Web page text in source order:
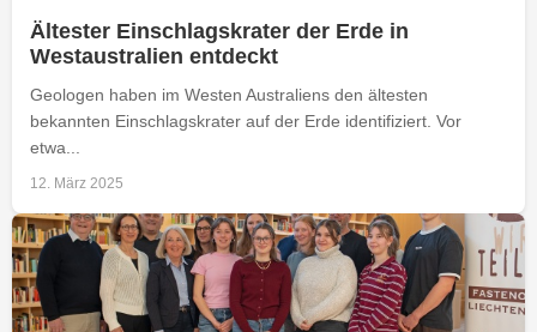
Ältester Einschlagskrater der Erde in
Westaustralien entdeckt
Geologen haben im Westen Australiens den ältesten
bekannten Einschlagskrater auf der Erde identifiziert. Vor
etwa...
12. März 2025